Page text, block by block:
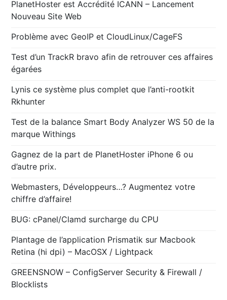
PlanetHoster est Accrédité ICANN – Lancement
Nouveau Site Web
Problème avec GeoIP et CloudLinux/CageFS
Test d’un TrackR bravo afin de retrouver ces affaires
égarées
Lynis ce système plus complet que l’anti-rootkit
Rkhunter
Test de la balance Smart Body Analyzer WS 50 de la
marque Withings
Gagnez de la part de PlanetHoster iPhone 6 ou
d’autre prix.
Webmasters, Développeurs…? Augmentez votre
chiffre d’affaire!
BUG: cPanel/Clamd surcharge du CPU
Plantage de l’application Prismatik sur Macbook
Retina (hi dpi) – MacOSX / Lightpack
GREENSNOW – ConfigServer Security & Firewall /
Blocklists